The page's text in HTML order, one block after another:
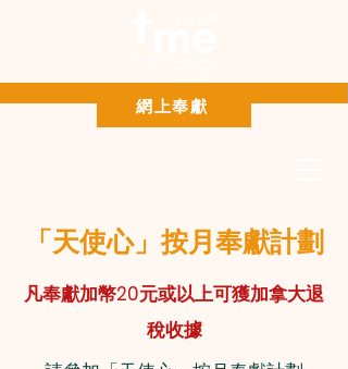
Paypal 網上奉獻
網上奉獻
「天使心」按月奉獻計劃
凡奉獻加幣20元或以上可獲加拿大退
稅收據